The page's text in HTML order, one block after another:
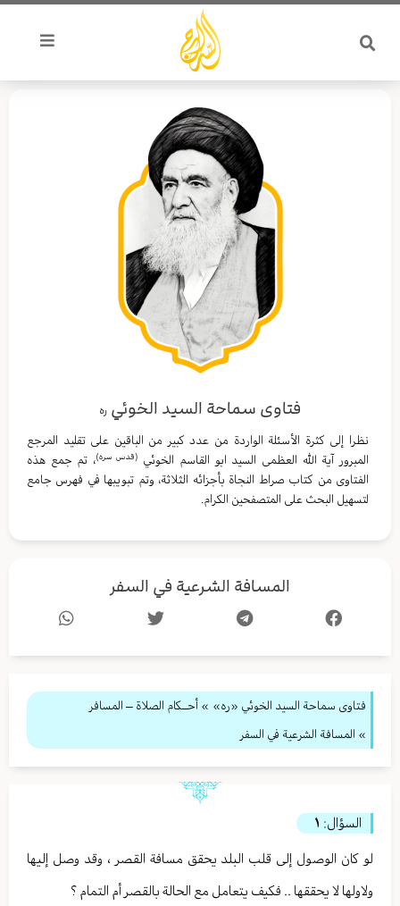
تخطي
المحتوى
فتاوى سماحة السيد الخوئي ره
نظرا إلى كثرة الأسئلة الواردة من عدد كبير من الباقين على تقليد المرجع
المبرور آية الله العظمى السيد ابو القاسم الخوئي (قدس سره)، تم جمع هذه
الفتاوى من كتاب صراط النجاة بأجزائه الثلاثة، وتم تبويبها في فهرس جامع
لتسهيل البحث على المتصفحين الكرام.
المسافة الشرعية في السفر
فتاوى سماحة السيد الخوئي «ره» » أحــكام الصلاة – المسافر
» المسافة الشرعية في السفر
السؤال: ١
لو كان الوصول إلى قلب البلد يحقق مسافة القصر ، وقد وصل إليها
ولاولها لا يحققها .. فكيف يتعامل مع الحالة بالقصر أم التمام ؟